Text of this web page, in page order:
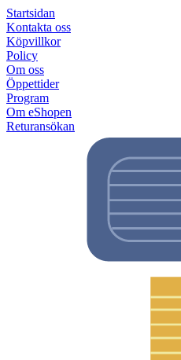
Startsidan
Kontakta oss
Köpvillkor
Policy
Om oss
Öppettider
Program
Om eShopen
Returansökan